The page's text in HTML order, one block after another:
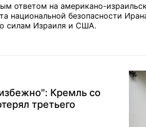
ответом на американо-
национальной безопасности
силам Израиля и США.
Кремль со
третьего